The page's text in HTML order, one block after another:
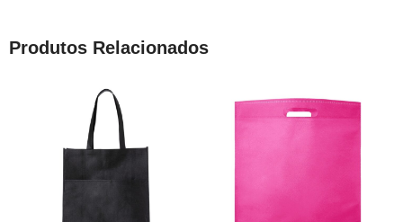
Produtos Relacionados